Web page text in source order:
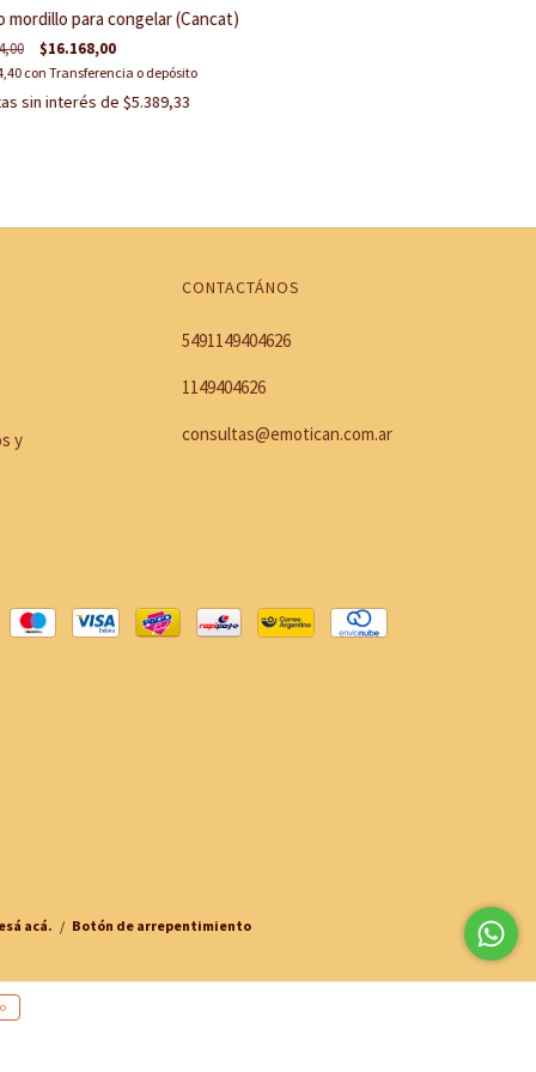
mordillo para congelar (Cancat)
$16.168,00
con Transferencia o depósito
sin interés de $5.389,33
y
CONTACTÁNOS
5491149404626
1149404626
consultas@emotican.com.ar
acá. / Botón de arrepentimiento